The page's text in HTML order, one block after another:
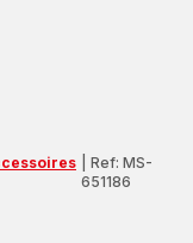
Ref: MS-
651186